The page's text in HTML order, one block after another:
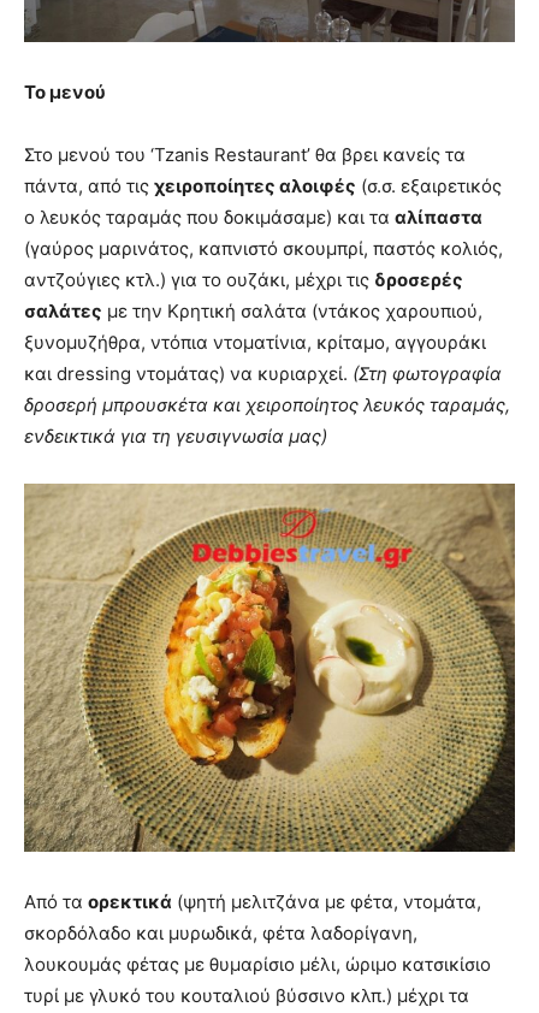
Το μενού
Στο μενού του ‘Tzanis Restaurant’ θα βρει κανείς τα
πάντα, από τις χειροποίητες αλοιφές (σ.σ. εξαιρετικός
ο λευκός ταραμάς που δοκιμάσαμε) και τα αλίπαστα
(γαύρος μαρινάτος, καπνιστό σκουμπρί, παστός κολιός,
αντζούγιες κτλ.) για το ουζάκι, μέχρι τις δροσερές
σαλάτες με την Κρητική σαλάτα (ντάκος χαρουπιού,
ξυνομυζήθρα, ντόπια ντοματίνια, κρίταμο, αγγουράκι
και dressing ντομάτας) να κυριαρχεί. (Στη φωτογραφία
δροσερή μπρουσκέτα και χειροποίητος λευκός ταραμάς,
ενδεικτικά για τη γευσιγνωσία μας)
Από τα ορεκτικά (ψητή μελιτζάνα με φέτα, ντομάτα,
σκορδόλαδο και μυρωδικά, φέτα λαδορίγανη,
λουκουμάς φέτας με θυμαρίσιο μέλι, ώριμο κατσικίσιο
τυρί με γλυκό του κουταλιού βύσσινο κλπ.) μέχρι τα